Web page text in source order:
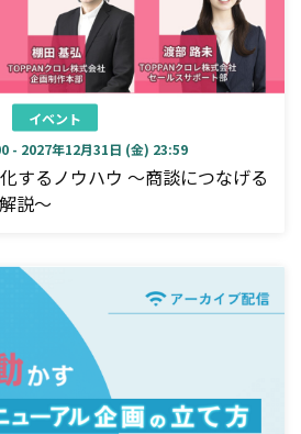
イベント
- 2027年12月31日 (金) 23:59
するノウハウ ～商談につなげる
説～